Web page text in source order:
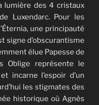
lumière des 4 cristaux
Luxendarc. Pour les
une principauté
signe d’obscurantisme
élue Papesse de
Oblige représente le
incarne l’espoir d’un
les stigmates des
historique où Agnès